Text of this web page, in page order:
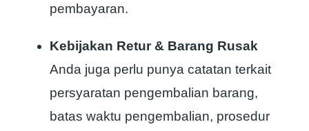
pembayaran.
Kebijakan Retur & Barang Rusak
Anda juga perlu punya catatan terkait
persyaratan pengembalian barang,
batas waktu pengembalian, prosedur